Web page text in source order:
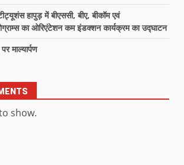
हापुड़ में बीएससी, बीए, बीकॉम एवं
का ओरिएंटेशन कम इंडक्शन कार्यक्रम का उद्घाटन
माल्यार्पण
show.